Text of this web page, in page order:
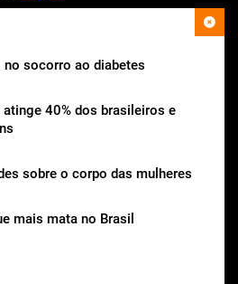
socorro ao diabetes
40% dos brasileiros e
sobre o corpo das mulheres
mais mata no Brasil
institucional